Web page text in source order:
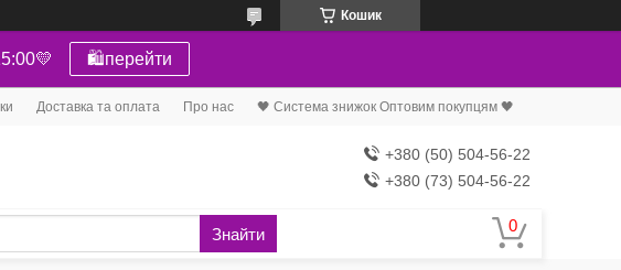
Кошик
🛍перейти
Доставка та оплата Про нас 🖤 Система знижок Оптовим покупцям 🖤
+380 (50) 504-56-22
+380 (73) 504-56-22
Знайти